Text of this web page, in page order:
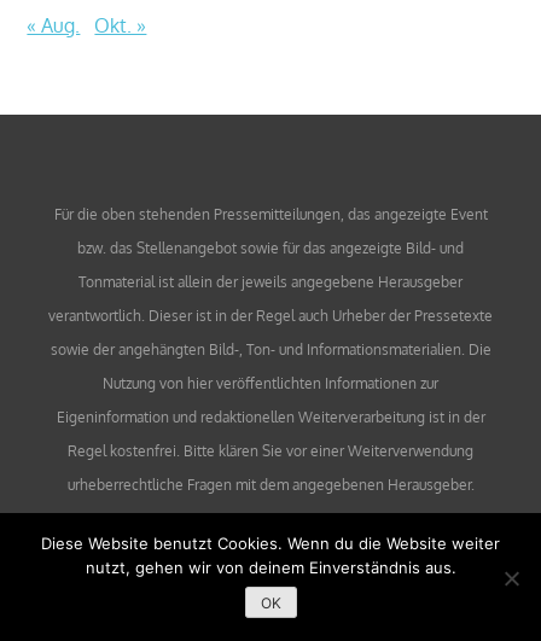
« Aug. Okt. »
Für die oben stehenden Pressemitteilungen, das angezeigte Event
bzw. das Stellenangebot sowie für das angezeigte Bild- und
Tonmaterial ist allein der jeweils angegebene Herausgeber
verantwortlich. Dieser ist in der Regel auch Urheber der Pressetexte
sowie der angehängten Bild-, Ton- und Informationsmaterialien. Die
Nutzung von hier veröffentlichten Informationen zur
Eigeninformation und redaktionellen Weiterverarbeitung ist in der
Regel kostenfrei. Bitte klären Sie vor einer Weiterverwendung
urheberrechtliche Fragen mit dem angegebenen Herausgeber.
Diese Website benutzt Cookies. Wenn du die Website weiter
nutzt, gehen wir von deinem Einverständnis aus.
OK